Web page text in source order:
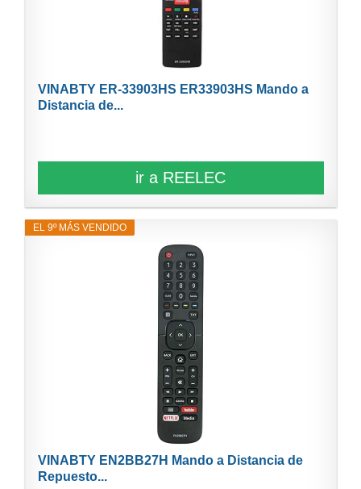
VINABTY ER-33903HS ER33903HS Mando a
Distancia de...
ir a REELEC
EL 9º MÁS VENDIDO
VINABTY EN2BB27H Mando a Distancia de
Repuesto...